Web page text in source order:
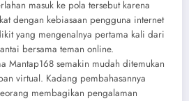
masuk ke pola tersebut karena
dengan kebiasaan pengguna internet
yang mengenalnya pertama kali dari
bersama teman online.
Mantap168 semakin mudah ditemukan
virtual. Kadang pembahasannya
membagikan pengalaman